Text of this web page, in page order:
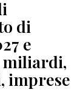
di
e
miliardi,
imprese